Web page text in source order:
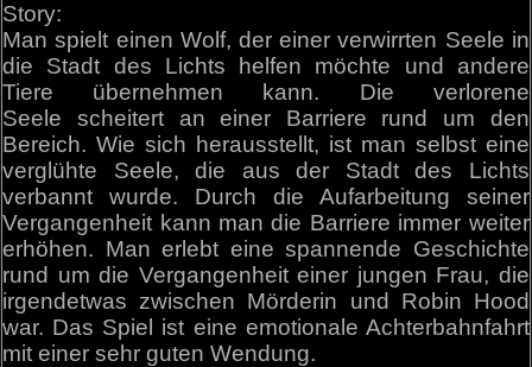
Story:
Man spielt einen Wolf, der einer verwirrten Seele in
die Stadt des Lichts helfen möchte und andere
Tiere übernehmen kann. Die verlorene
Seele scheitert an einer Barriere rund um den
Bereich. Wie sich herausstellt, ist man selbst eine
verglühte Seele, die aus der Stadt des Lichts
verbannt wurde. Durch die Aufarbeitung seiner
Vergangenheit kann man die Barriere immer weiter
erhöhen. Man erlebt eine spannende Geschichte
rund um die Vergangenheit einer jungen Frau, die
irgendetwas zwischen Mörderin und Robin Hood
war. Das Spiel ist eine emotionale Achterbahnfahrt
mit einer sehr guten Wendung.